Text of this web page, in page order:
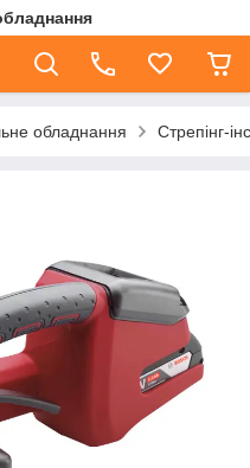
обладнання Стрепінг-